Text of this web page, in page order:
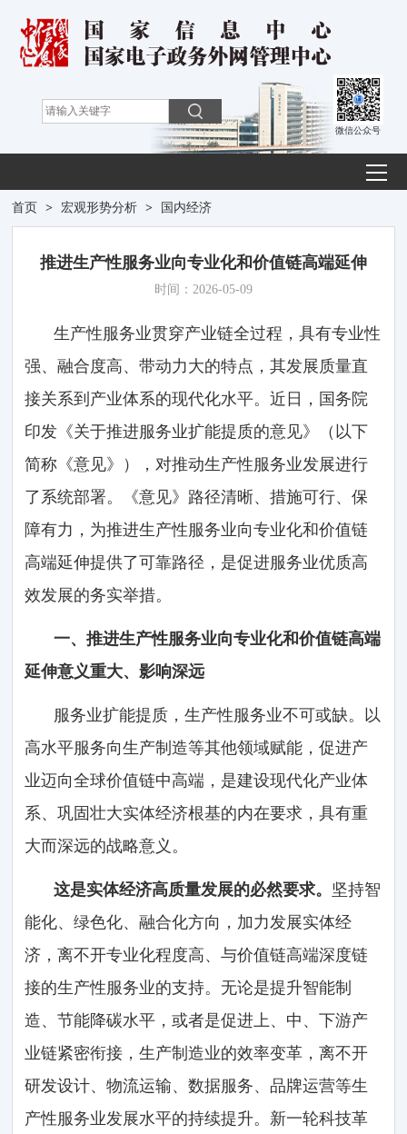
微信公众号
首页 > 宏观形势分析 > 国内经济
推进生产性服务业向专业化和价值链高端延伸
时间：2026-05-09
生产性服务业贯穿产业链全过程，具有专业性
强、融合度高、带动力大的特点，其发展质量直
接关系到产业体系的现代化水平。近日，国务院
印发《关于推进服务业扩能提质的意见》（以下
简称《意见》），对推动生产性服务业发展进行
了系统部署。《意见》路径清晰、措施可行、保
障有力，为推进生产性服务业向专业化和价值链
高端延伸提供了可靠路径，是促进服务业优质高
效发展的务实举措。
一、推进生产性服务业向专业化和价值链高端
延伸意义重大、影响深远
服务业扩能提质，生产性服务业不可或缺。以
高水平服务向生产制造等其他领域赋能，促进产
业迈向全球价值链中高端，是建设现代化产业体
系、巩固壮大实体经济根基的内在要求，具有重
大而深远的战略意义。
这是实体经济高质量发展的必然要求。 坚持智
能化、绿色化、融合化方向，加力发展实体经
济，离不开专业化程度高、与价值链高端深度链
接的生产性服务业的支持。无论是提升智能制
造、节能降碳水平，或者是促进上、中、下游产
业链紧密衔接，生产制造业的效率变革，离不开
研发设计、物流运输、数据服务、品牌运营等生
产性服务业发展水平的持续提升。新一轮科技革